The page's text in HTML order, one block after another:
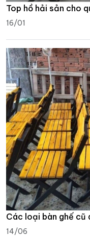
Top hồ hải sản cho
16/01
Các loại bàn ghế cũ
14/06